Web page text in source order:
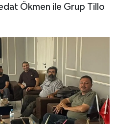
Ökmen ile Grup Tillo